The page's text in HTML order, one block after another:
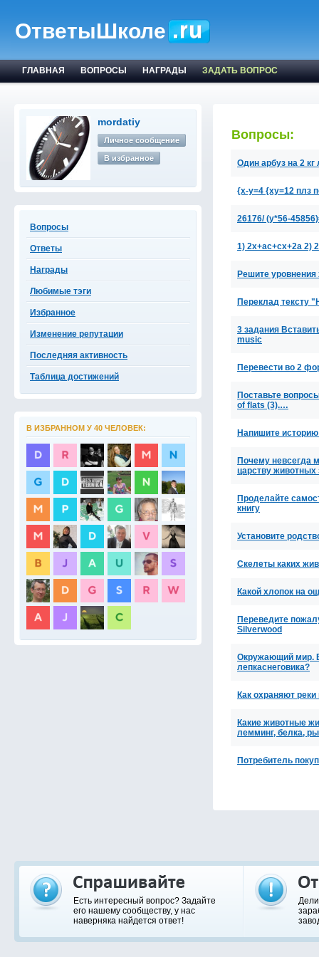
ОтветыШколе
ГЛАВНАЯ ВОПРОСЫ НАГРАДЫ ЗАДАТЬ ВОПРОС
mordatiy
Личное сообщение
В избранное
Вопросы
Ответы
Награды
Любимые тэги
Избранное
Изменение репутации
Последняя активность
Таблица достижений
В ИЗБРАННОМ У 40 ЧЕЛОВЕК:
Вопросы:
Один арбуз на 2 кг
{x-y=4 {xy=12 плз
26176/ (y*56-
1) 2x+ac+cx+2a 2)
Решите
Переклад тексту
3 задания
music
Перевести во 2
Поставьте
of flats (3).…
Напишите историю
Почему невсегда
царству
Проделайте
книгу
Установите
Скелеты каких
Какой хлопок на
Переведите
Silverwood
Окружающий мир.
лепкаснеговика?
Как охраняют
Какие животные
лемминг, белка,
Потребитель
Есть интересный вопрос? Задайте
его нашему сообществу, у нас
наверняка найдется ответ!